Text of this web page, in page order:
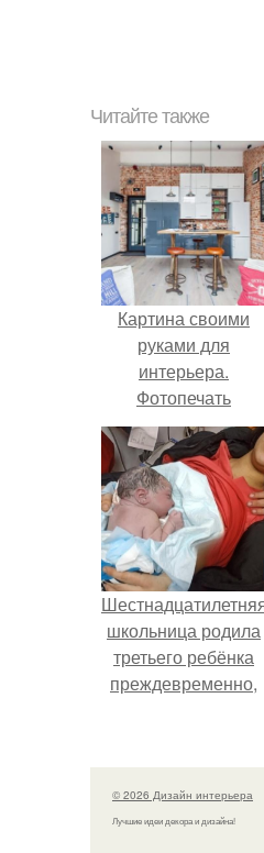
Читайте также
Картина своими
руками для
интерьера.
Фотопечать
школьница родила
третьего ребёнка
преждевременно,
© 2026 Дизайн интерьера
Лучшие идеи декора и дизайна!